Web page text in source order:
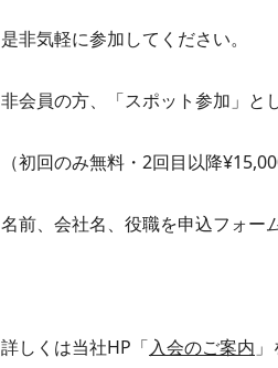
是非気軽に参加してください。
非会員の方、「スポット参加」と
（初回のみ無料・2回目以降
名前、会社名、役職を申込フォー
詳しくは当社HP「入会のご案内